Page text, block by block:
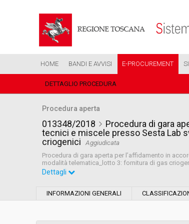
HOME BANDI E AVVISI E-PROCUREMENT
DETTAGLIO PROCEDURA
Procedura aperta
013348/2018
Procedura di gara
tecnici e miscele presso Sesta Lab
criogenici
Aggiudicata
Procedura di gara aperta per l’affidamento in
modalità telematica_lotto 3: fornitura di gas
Dettagli
INFORMAZIONI GENERALI